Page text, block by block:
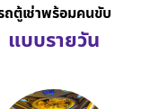
ถตู้เช่าพร้อมคนขับ
แบบรายวัน